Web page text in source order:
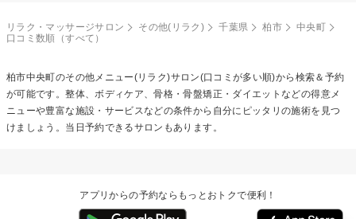
リラク・マッサージサロン その他(リラク) 千葉県 柏市
中央町
口コミ数順（すべて）
柏市中央町のその他メニュー(リラク)サロン(口コミが多い順)から検索＆予約
が可能です。整体、ボディケア、骨格・骨盤矯正・ダイエットなどの得意メ
ニューや豊富な施設・サービスなどの条件から自分にピッタリの施術を見つ
けましょう。当日予約できるサロンもあります。
アプリからの予約ならもっとおトクで便利！